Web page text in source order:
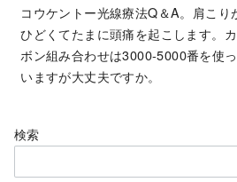
コウケントー光線療法Q＆A。肩こり
ひどくてたまに頭痛を起こします。
ボン組み合わせは3000‐5000番を使
いますが大丈夫ですか。
検索